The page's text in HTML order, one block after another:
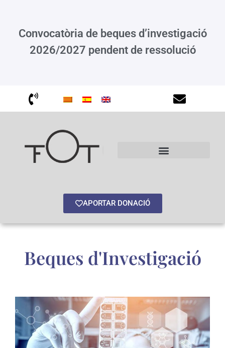
Convocatòria de beques d’investigació
2026/2027 pendent de ressolució
APORTAR DONACIÓ
Beques d'Investigació